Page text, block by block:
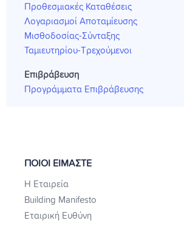
Προθεσμιακές Καταθέσεις
Λογαριασμοί Αποταμίευσης
Μισθοδοσίας-Σύνταξης
Ταμιευτηρίου-Τρεχούμενοι
Επιβράβευση
Προγράμματα Επιβράβευσης
ΠΟΙΟΙ ΕΙΜΑΣΤΕ
Η Εταιρεία
Building Manifesto
Εταιρική Ευθύνη